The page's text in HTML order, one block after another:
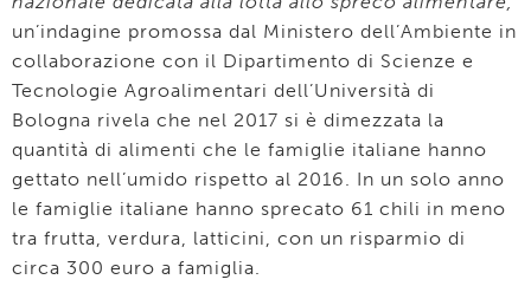
un’indagine promossa dal Ministero dell’Ambiente in
collaborazione con il Dipartimento di Scienze e
Tecnologie Agroalimentari dell’Università di
Bologna rivela che nel 2017 si è dimezzata la
quantità di alimenti che le famiglie italiane hanno
gettato nell’umido rispetto al 2016. In un solo anno
le famiglie italiane hanno sprecato 61 chili in meno
tra frutta, verdura, latticini, con un risparmio di
circa 300 euro a famiglia.